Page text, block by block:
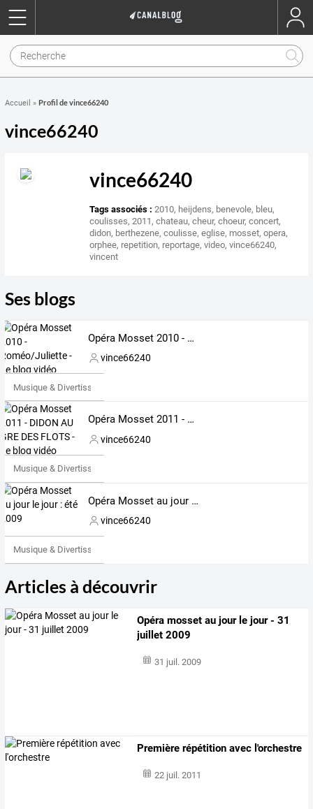
Accueil » Profil de vince66240
vince66240
vince66240
Tags associés : 2010, heijdens, benevole, bleu,
coulisses,2011,chateau,cheur,choeur,concert,
didon, berthezene,coulisse,eglise, mosset,opera,
orphee, repetition, reportage,video,vince66240,
vincent
Ses blogs
Opéra Mosset 2010 - Roméo/Juliette - Le blog vidéo
vince66240
Musique & Divertissements
Opéra Mosset 2011 - DIDON AU GRE DES FLOTS - Le blog vidéo
vince66240
Musique & Divertissements
Opéra Mosset au jour le jour : été 2009
vince66240
Musique & Divertissements
Articles à découvrir
Opéra mosset au jour le jour - 31
juillet 2009
31 juil. 2009
Première répétition avec l'orchestre
22 juil. 2011